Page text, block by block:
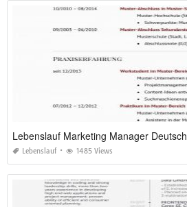
Lebenslauf Marketing Manager Deutsch
Lebenslauf 1485 Views